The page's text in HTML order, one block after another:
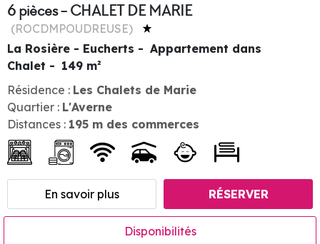
6 pièces - CHALET DE MARIE
(ROCDMPOUDREUSE)
La Rosière - Eucherts
Appartement dans
Chalet
149 m²
Résidence : Les Chalets de Marie
Quartier : L'Averne
Distances : 195 m des commerces
En savoir plus RÉSERVER
Disponibilités